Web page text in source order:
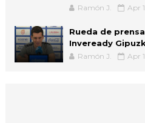
Ramón J. Apr
Rueda de
Inveready
Ramón J. Apr